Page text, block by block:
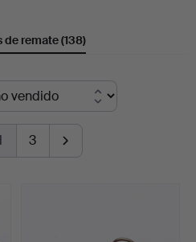
de remate(138)
3